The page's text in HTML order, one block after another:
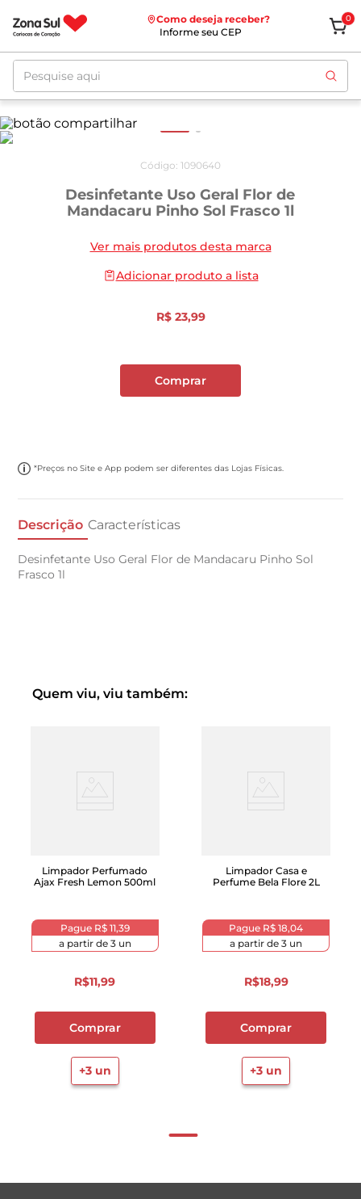
Como deseja receber?
Informe seu CEP
0
Pesquise aqui
Código: 1090640
Desinfetante Uso Geral Flor de
Mandacaru Pinho Sol Frasco 1l
Ver mais produtos desta marca
Adicionar produto a lista
R$ 23,99
Comprar
*Preços no Site e App podem ser diferentes das Lojas Físicas.
Descrição Características
Desinfetante Uso Geral Flor de Mandacaru Pinho Sol
Frasco 1l
Quem viu, viu também:
Limpador Perfumado
Ajax Fresh Lemon 500ml
Pague R$ 11,39
a partir de 3un
R$11,99
Comprar
+3un
Limpador Casa e
Perfume Bela Flore 2L
Pague R$ 18,04
a partir de3 un
R$18,99
Comprar
+3 un